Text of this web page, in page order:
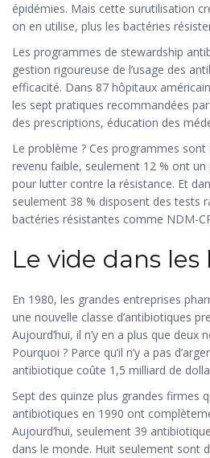
épidémies. Mais cette surutilisation
on en utilise, plus les bactéries
pour les combattre.
Les programmes de stewardship
gestion rigoureuse de l’usage des
efficacité. Dans 87 hôpitaux
les sept pratiques recommandées
des prescriptions, éducation des
l’utilisation inutile de 22 % et les
difficile
de 17 % en seulement 18
amélioration. C’est une vie sauve, un
évitée.
Le problème ? Ces programmes sont
revenu faible, seulement 12 % ont
pour lutter contre la résistance. Et
seulement 38 % disposent des tests
bactéries résistantes comme NDM-
Et quand ils prescrivent, ils
Le vide dans
En 1980, les grandes entreprises
une nouvelle classe d’antibiotiques
Aujourd’hui, il n’y en a plus que deux
Pourquoi ? Parce qu’il n’y a pas
antibiotique coûte 1,5 milliard de
le marché, on l’utilise peu - parce
cas extrêmes. Les entreprises ne
chaque dollar investi.
Sept des quinze plus grandes firmes
antibiotiques en 1990 ont
Aujourd’hui, seulement 39
dans le monde. Huit seulement sont